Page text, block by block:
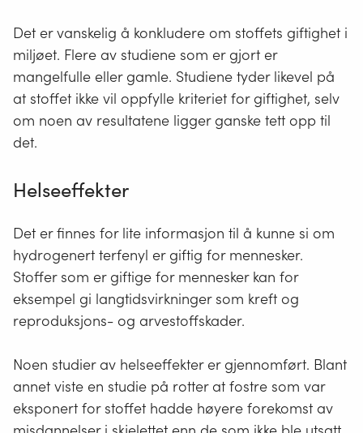
Det er vanskelig å konkludere om stoffets giftighet i
miljøet. Flere av studiene som er gjort er
mangelfulle eller gamle. Studiene tyder likevel på
at stoffet ikke vil oppfylle kriteriet for giftighet, selv
om noen av resultatene ligger ganske tett opp til
det.
Helseeffekter
Det er finnes for lite informasjon til å kunne si om
hydrogenert terfenyl er giftig for mennesker.
Stoffer som er giftige for mennesker kan for
eksempel gi langtidsvirkninger som kreft og
reproduksjons- og arvestoffskader.
Noen studier av helseeffekter er gjennomført. Blant
annet viste en studie på rotter at fostre som var
eksponert for stoffet hadde høyere forekomst av